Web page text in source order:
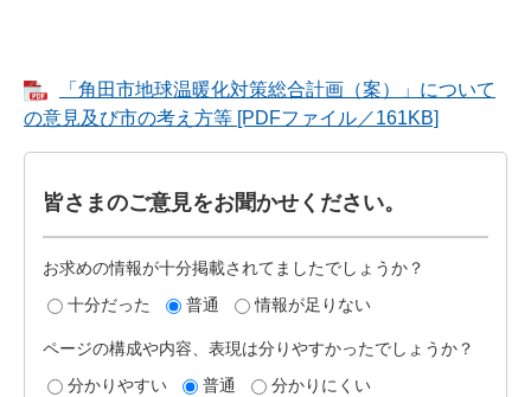
「角田市地球温暖化対策総合計画（案）」について
の意見及び市の考え方等 [PDFファイル／161KB]
皆さまのご意見をお聞かせください。
お求めの情報が十分掲載されてましたでしょうか？
十分だった
普通 情報が足りない
ページの構成や内容、表現は分りやすかったでしょうか？
分かりやすい
普通 分かりにくい